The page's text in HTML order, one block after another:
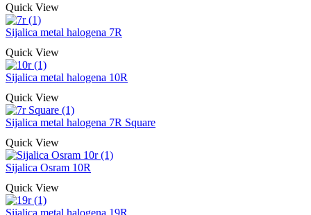
Quick View
Sijalica metal halogena 7R
Quick View
Sijalica metal halogena 10R
Quick View
Sijalica metal halogena 7R Square
Quick View
Sijalica Osram 10R
Quick View